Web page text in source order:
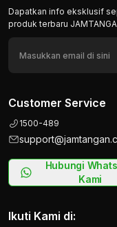
Dapatkan info eksklusif
produk terbaru
Customer Service
1500-489
Hubungi
Kami
Ikuti Kami di: